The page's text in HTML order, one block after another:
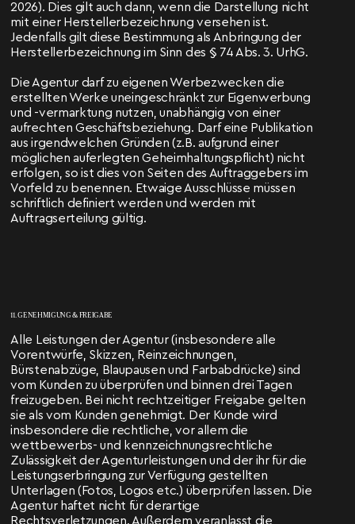
2026). Dies gilt auch dann, wenn die Darstellung nicht
mit einer Herstellerbezeichnung versehen ist.
Jedenfalls gilt diese Bestimmung als Anbringung der
Herstellerbezeichnung im Sinn des § 74 Abs. 3. UrhG.
Die Agentur darf zu eigenen Werbezwecken die
erstellten Werke uneingeschränkt zur Eigenwerbung
und -vermarktung nutzen, unabhängig von einer
aufrechten Geschäftsbeziehung. Darf eine Publikation
aus irgendwelchen Gründen (z.B. aufgrund einer
möglichen auferlegten Geheimhaltungspflicht) nicht
erfolgen, so ist dies von Seiten des Auftraggebers im
Vorfeld zu benennen. Etwaige Ausschlüsse müssen
schriftlich definiert werden und werden mit
Auftragserteilung gültig.
11. GENEHMIGUNG & FREIGABE
Alle Leistungen der Agentur (insbesondere alle
Vorentwürfe, Skizzen, Reinzeichnungen,
Bürstenabzüge, Blaupausen und Farbabdrücke) sind
vom Kunden zu überprüfen und binnen drei Tagen
freizugeben. Bei nicht rechtzeitiger Freigabe gelten
sie als vom Kunden genehmigt. Der Kunde wird
insbesondere die rechtliche, vor allem die
wettbewerbs- und kennzeichnungsrechtliche
Zulässigkeit der Agenturleistungen und der ihr für die
Leistungserbringung zur Verfügung gestellten
Unterlagen (Fotos, Logos etc.) überprüfen lassen. Die
Agentur haftet nicht für derartige
Rechtsverletzungen. Außerdem veranlasst die